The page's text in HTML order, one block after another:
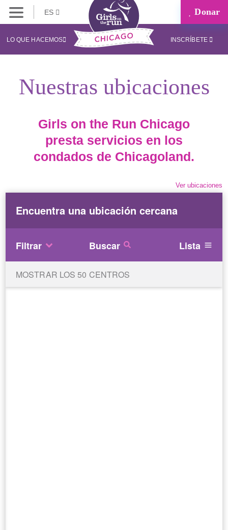
ES Donar
LO QUE HACEMOS INSCRÍBETE
Nuestras ubicaciones
Girls on the Run Chicago
presta servicios en los
condados de Chicagoland.
Ver ubicaciones